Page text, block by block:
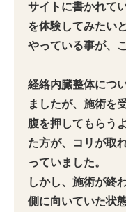
サイトに書かれて
を体験してみたい
やっている事が、
経絡内臓整体につ
ましたが、施術を
腹を押してもらう
た方が、コリが取
っていました。
しかし、施術が終
側に向いていた状